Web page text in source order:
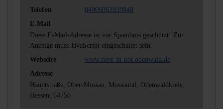
Telefon
04906063939848
E-Mail
Diese E-Mail-Adresse ist vor Spambots geschützt! Zur
Anzeige muss JavaScript eingeschaltet sein.
Webseite
www.tiere-in-not.odenwald.de
Adresse
Hauptstraße, Ober-Mossau, Mossautal, Odenwaldkreis,
Hessen, 64756